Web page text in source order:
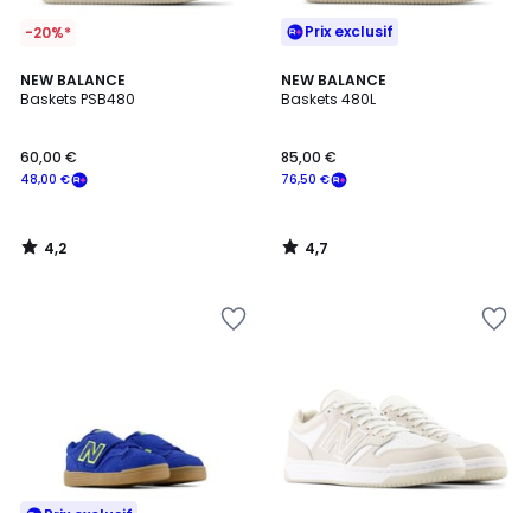
-20%*
NEW BALANCE
Baskets PSB480
48,00 €
60,00 €
4,2
/ 5
4,2
/
Prix exclusif
NEW BALANCE
Baskets 480L
76,50 €
85,00 €
4,7
/ 5
4,7
/